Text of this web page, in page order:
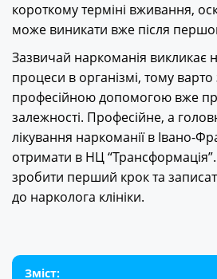
короткому терміні вживання,
може виникати вже після
Зазвичай наркоманія викликає
процеси в організмі, тому варто
професійною допомогою вже
залежності. Професійне, а
лікування наркоманії в Івано-
отримати в НЦ
зробити перший крок та
до нарколога клініки.
Зміст: